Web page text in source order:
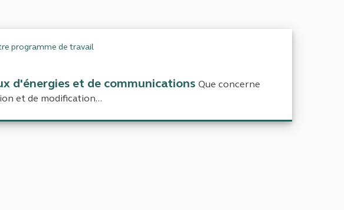
programme de travail
d'énergies et de communications Que concerne
et de modification...